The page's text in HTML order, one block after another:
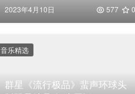
2023年4月10日 577 0
群星《流行极品》蜚声环球头
音乐精选